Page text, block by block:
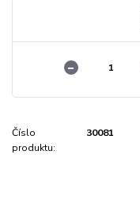
Číslo
produktu:
30081